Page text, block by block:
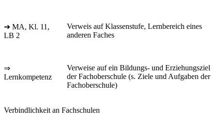
➔ MA, Kl. 11,
LB 2
Verweis auf Klassenstufe, Lernbereich eines
anderen Faches
⇒
Lernkompetenz
Verweise auf ein Bildungs- und Erziehungsziel
der Fachoberschule (s. Ziele und Aufgaben der
Fachoberschule)
Verbindlichkeit an Fachschulen